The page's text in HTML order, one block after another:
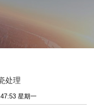
处理
星期一